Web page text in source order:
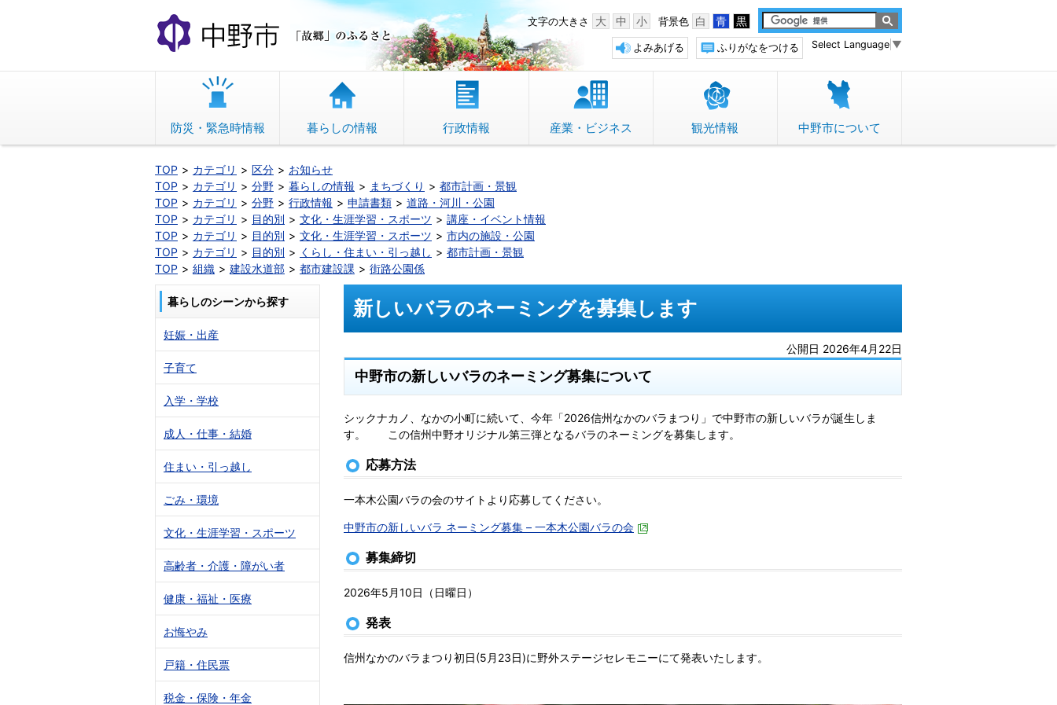
文
へ
動
中野市 「故郷」のふるさと 背景色 白 青 黒
文字の大きさ 大 中 小
Select Language ▼
ふりがなをつける
よみあげる
防災・緊急時情報 暮らしの情報 行政情報 産業・ビジネス 観光情報 中野市について
TOP カテゴリ 区分
お知らせ
TOP
カテゴリ 分野 暮らしの情報 まちづくり
都市計画・景観
TOP
カテゴリ 分野 行政情報 申請書類
道路・河川・公園
TOP
カテゴリ 目的別 文化・生涯学習・スポーツ
講座・イベント情報
TOP
カテゴリ 目的別 文化・生涯学習・スポーツ
市内の施設・公園
TOP
カテゴリ 目的別 くらし・住まい・引っ越し
都市計画・景観
TOP
組織 建設水道部 都市建設課 街路公園係
新しいバラのネーミングを募集します
公開日 2026年4月22日
中野市の新しいバラのネーミング募集について
シックナカノ、なかの小町に続いて、今年「2026信州なかのバラまつり」で中野市の新しいバラが誕生しま
す。 この信州中野オリジナル第三弾となるバラのネーミングを募集します。
応募方法
一本木公園バラの会のサイトより応募してください。
中野市の新しいバラ ネーミング募集 – 一本木公園バラの会
募集締切
2026年5月10日（日曜日）
発表
信州なかのバラまつり初日(5月23日)に野外ステージセレモニーにて発表いたします。
暮らしのシーンから探す
妊娠・出産
子育て
入学・学校
成人・仕事・結婚
住まい・引っ越し
ごみ・環境
文化・生涯学習・スポーツ
高齢者・介護・障がい者
健康・福祉・医療
お悔やみ
戸籍・住民票
税金・保険・年金